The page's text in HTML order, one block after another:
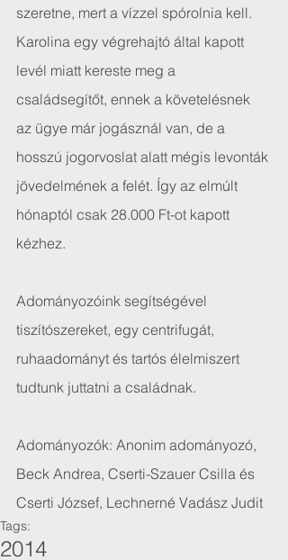
szeretne, mert a vízzel spórolnia kell.
Karolina egy végrehajtó által kapott
levél miatt kereste meg a
családsegítőt, ennek a követelésnek
az ügye már jogásznál van, de a
hosszú jogorvoslat alatt mégis levonták
jövedelmének a felét. Így az elmúlt
hónaptól csak 28.000 Ft-ot kapott
kézhez.
Adományozóink segítségével
tiszítószereket, egy centrifugát,
ruhaadományt és tartós élelmiszert
tudtunk juttatni a családnak.
Adományozók: Anonim adományozó,
Beck Andrea, Cserti-Szauer Csilla és
Cserti József, Lechnerné Vadász Judit
Tags:
2014